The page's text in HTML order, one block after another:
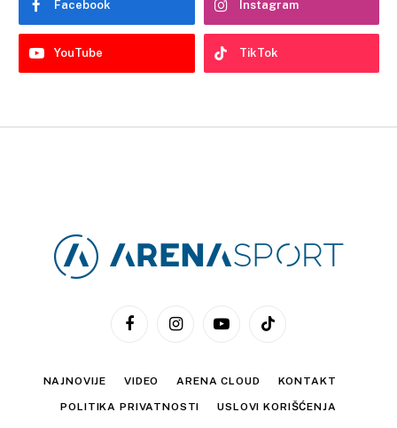
Facebook Instagram
YouTube TikTok
FacebookInstagramYouTubeTikTok
NAJNOVIJE VIDEO ARENA CLOUD KONTAKT
POLITIKA PRIVATNOSTI USLOVI KORIŠĆENJA